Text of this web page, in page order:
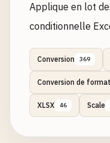
Applique en lot
conditionnelle
Conversion 369
Conversion de
XLSX 46 Scale